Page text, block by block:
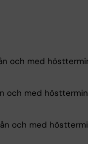
och med
och med
och med